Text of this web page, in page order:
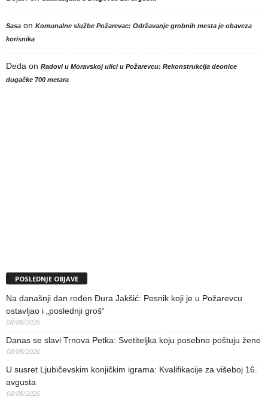
Sasa on Komunalne službe Požarevac: Održavanje grobnih mesta je obaveza
korisnika
Deda on Radovi u Moravskoj ulici u Požarevcu: Rekonstrukcija deonice
dugačke 700 metara
POSLEDNJE OBJAVE
Na današnji dan rođen Đura Jakšić: Pesnik koji je u Požarevcu
ostavljao i „poslednji groš“
08/08/2026
Danas se slavi Trnova Petka: Svetiteljka koju posebno poštuju žene
08/08/2026
U susret Ljubičevskim konjičkim igrama: Kvalifikacije za višeboj 16.
avgusta
08/08/2026